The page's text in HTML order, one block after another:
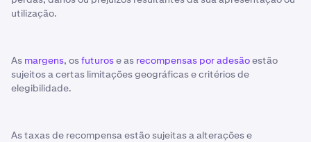
utilização.
As margens, osfuturose as recompensas por adesãoestão
sujeitos a certas limitações geográficas e critérios de
elegibilidade.
As taxas de recompensa estão sujeitas a alterações e